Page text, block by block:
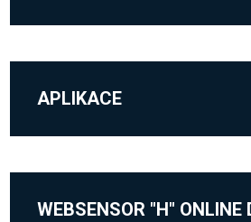
APLIKACE
WEBSENSOR "H" ONLINE